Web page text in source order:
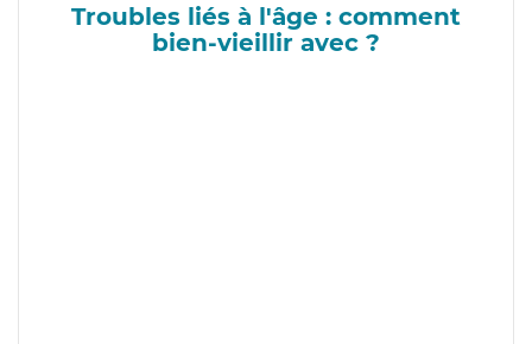
Troubles liés à l'âge : comment
bien-vieillir avec ?